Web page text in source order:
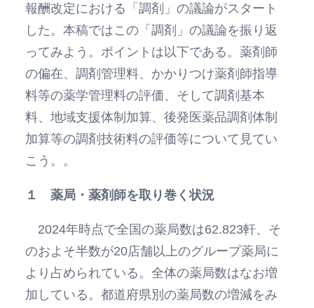
報酬改定における「調剤」の議論がスタート
した。本稿ではこの「調剤」の議論を振り返
ってみよう。ポイントは以下である。薬剤師
の偏在、調剤管理料、かかりつけ薬剤師指導
料等の薬学管理料の評価、そして調剤基本
料、地域支援体制加算、後発医薬品調剤体制
加算等の調剤技術料の評価等について見てい
こう。。
１ 薬局・薬剤師を取り巻く状況
2024年時点で全国の薬局数は62.823軒、そ
のおよそ半数が20店舗以上のグループ薬局に
より占められている。全体の薬局数はなお増
加している。都道府県別の薬局数の増減をみ